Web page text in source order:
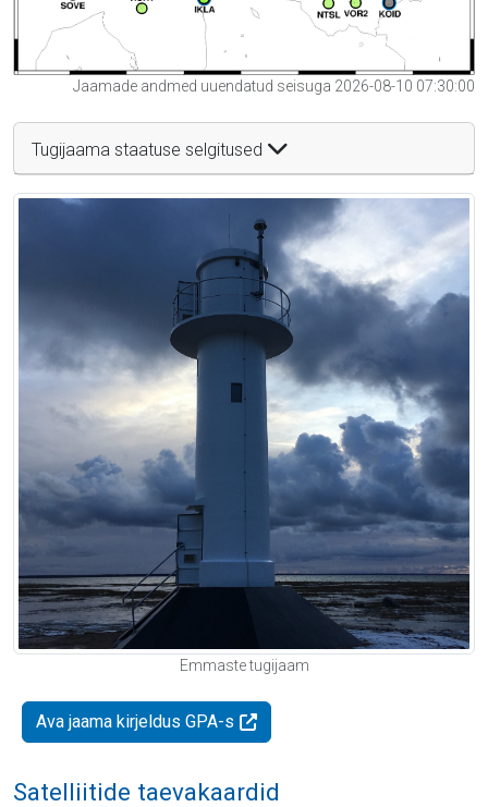
Jaamade andmed uuendatud seisuga 2026-08-10 07:30:00
Tugijaama staatuse selgitused
Emmaste tugijaam
Ava jaama kirjeldus GPA-s
Satelliitide taevakaardid